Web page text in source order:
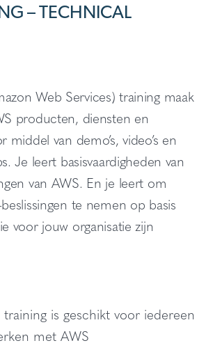
– TECHNICAL
Web Services) training maak
producten, diensten en
middel van demo’s, video’s en
Je leert basisvaardigheden van
van AWS. En je leert om
te nemen op basis
voor jouw organisatie zijn
training is geschikt voor iedereen
met AWS